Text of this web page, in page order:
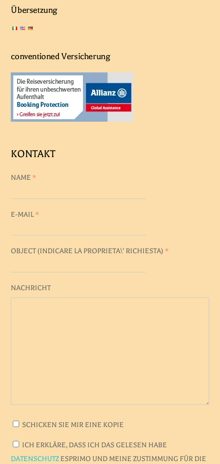
Übersetzung
conventioned Versicherung
KONTAKT
NAME*
E-MAIL*
OBJECT (INDICARE LA PROPRIETA\' RICHIESTA)*
NACHRICHT
SCHICKEN SIE MIR EINE KOPIE
ICH ERKLÄRE, DASS ICH DAS GELESEN HABE
DATENSCHUTZESPRIMO UND MEINE ZUSTIMMUNG FÜR DIE